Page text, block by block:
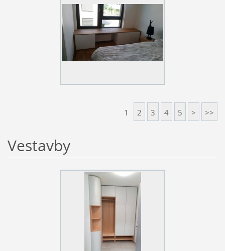
1 2 3 4 5 > >>
Vestavby